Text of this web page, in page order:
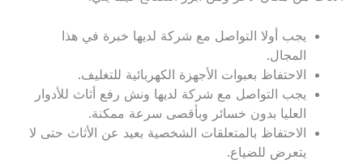
يجب أولا التواصل مع شركة لديها خبرة في هذا
المجال.
الاحتفاظ بعبوات الأجهزة الكهربائية للتغليف.
يجب التواصل مع شركة لديها ونش رفع أثاث للأدوار
العليا بدون خسائر وبأقصى سرعة ممكنة.
الاحتفاظ بالمتعلقات الشخصية بعيد عن الأثاث حتى لا
يتعرض للضياع.